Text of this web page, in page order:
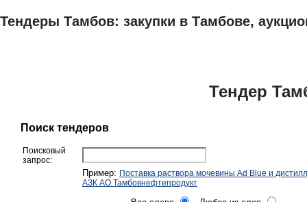
Тендеры Тамбов: закупки в Тамбове,
Тендер
Поиск тендеров
Поисковый
запрос:
Пример: Поставка раствора мочевины Ad Blue и
АЗК АО Тамбовнефтепродукт